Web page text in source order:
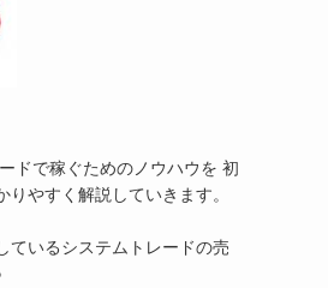
ドで稼ぐためのノウハウを 初
りやすく解説していきます。
ているシステムトレードの売